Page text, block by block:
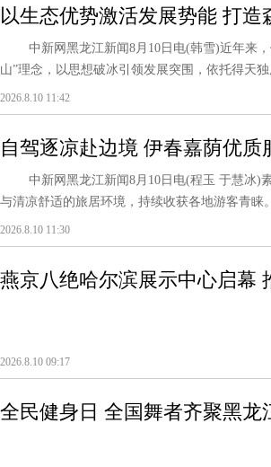
以生态优势激活发展势能 打造
中新网黑龙江新闻8月10日电(韩雪)近年来，
山”理念，以思想破冰引领发展突围，依托得天
2026.8.10 11:42
自驾逐凉赴边境 伊春嘉荫优质
中新网黑龙江新闻8月10日电(程玉 于慧冰)素
与清凉舒适的旅居环境，持续收获各地游客青
2026.8.10 11:30
燕京八绝哈尔滨展示中心启幕
2026.8.10 09:17
全民健身日 全国舞者齐聚黑龙